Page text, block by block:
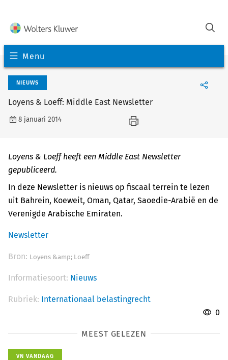
Menu
NIEUWS
Loyens & Loeff: Middle East Newsletter
8 januari 2014
Loyens & Loeff heeft een Middle East Newsletter
gepubliceerd.
In deze Newsletter is nieuws op fiscaal terrein te lezen
uit Bahrein, Koeweit, Oman, Qatar, Saoedie-Arabië en de
Verenigde Arabische Emiraten.
Newsletter
Bron: Loyens &amp; Loeff
Informatiesoort: Nieuws
Rubriek: Internationaal belastingrecht
0
MEEST GELEZEN
VN VANDAAG